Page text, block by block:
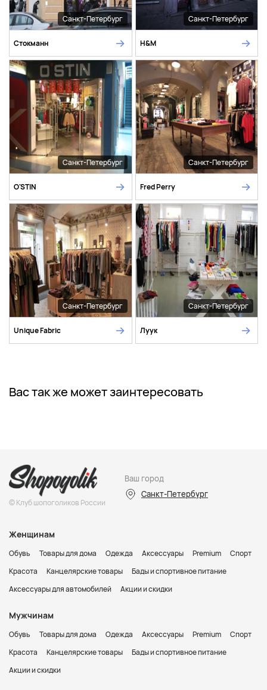
Санкт-Петербург
Стокманн
Санкт-Петербург
H&M
Санкт-Петербург
O'STIN
Санкт-Петербург
Fred Perry
Санкт-Петербург
Unique Fabric
Санкт-Петербург
Луук
Вас так же может заинтересовать
© Клуб шопоголиков России
Ваш город
Санкт-Петербург
Женщинам
Обувь Товары для дома Одежда Аксессуары Premium
Спорт
Красота
Канцелярские товары
Бады и спортивное питание
Аксессуары для автомобилей
Акции и скидки
Мужчинам
Обувь Товары для дома Одежда Аксессуары Premium
Спорт
Красота
Канцелярские товары
Бады и спортивное питание
Акции и скидки